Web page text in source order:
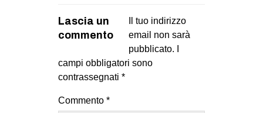
Lascia un
commento
Il tuo indirizzo
email non sarà
pubblicato.
campi obbligatori sono
contrassegnati *
Commento *